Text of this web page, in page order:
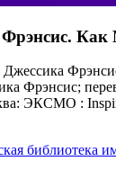
Как
Фрэнсис;
ЭКСМО :
библиотека